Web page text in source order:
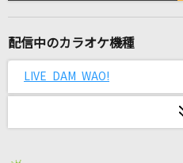
なんでもにうむ
[生音]IGNITE
配信中のカラオケ機種
LIVE DAM WAO!